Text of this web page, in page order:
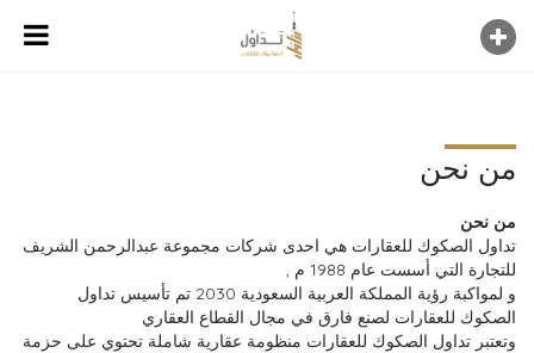
من نحن
من نحن
تداول الصكوك للعقارات هي احدى شركات مجموعة عبدالرحمن الشريف
للتجارة التي أسست عام 1988 م ,
و لمواكبة رؤية المملكة العربية السعودية 2030 تم تأسيس تداول
الصكوك للعقارات لصنع فارق في مجال القطاع العقاري
وتعتبر تداول الصكوك للعقارات منظومة عقارية شاملة تحتوي على حزمة